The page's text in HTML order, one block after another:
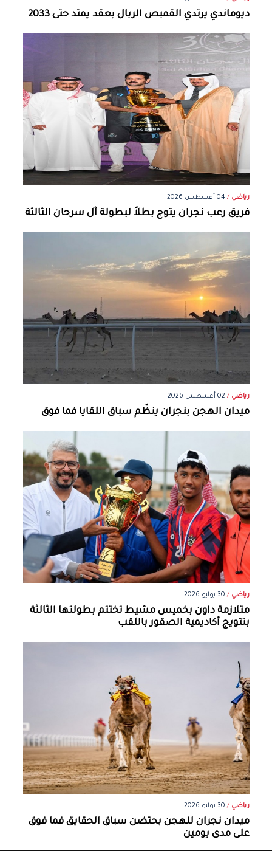
ديوماندي يرتدي القميص الريال بعقد يمتد حتى 2033
رياضي /04 أغسطس 2026
فريق رعب نجران يتوج بطلاً لبطولة آل سرحان الثالثة
رياضي / 02 أغسطس 2026
ميدان الهجن بنجران ينظّم سباق اللقايا فما فوق
رياضي / 30 يوليو 2026
متلازمة داون بخميس مشيط تختتم بطولتها الثالثة
بتتويج أكاديمية الصقور باللقب
رياضي / 30 يوليو 2026
ميدان نجران للهجن يحتضن سباق الحقايق فما فوق
على مدى يومين